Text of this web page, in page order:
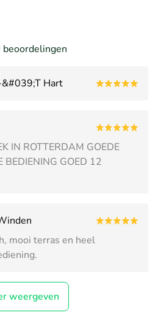
Hart
IN ROTTERDAM GOEDE
BEDIENING GOED 12
mooi terras en heel
weergeven